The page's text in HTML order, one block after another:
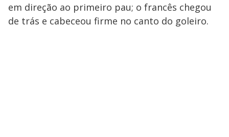
em direção ao primeiro pau; o francês chegou
de trás e cabeceou firme no canto do goleiro.